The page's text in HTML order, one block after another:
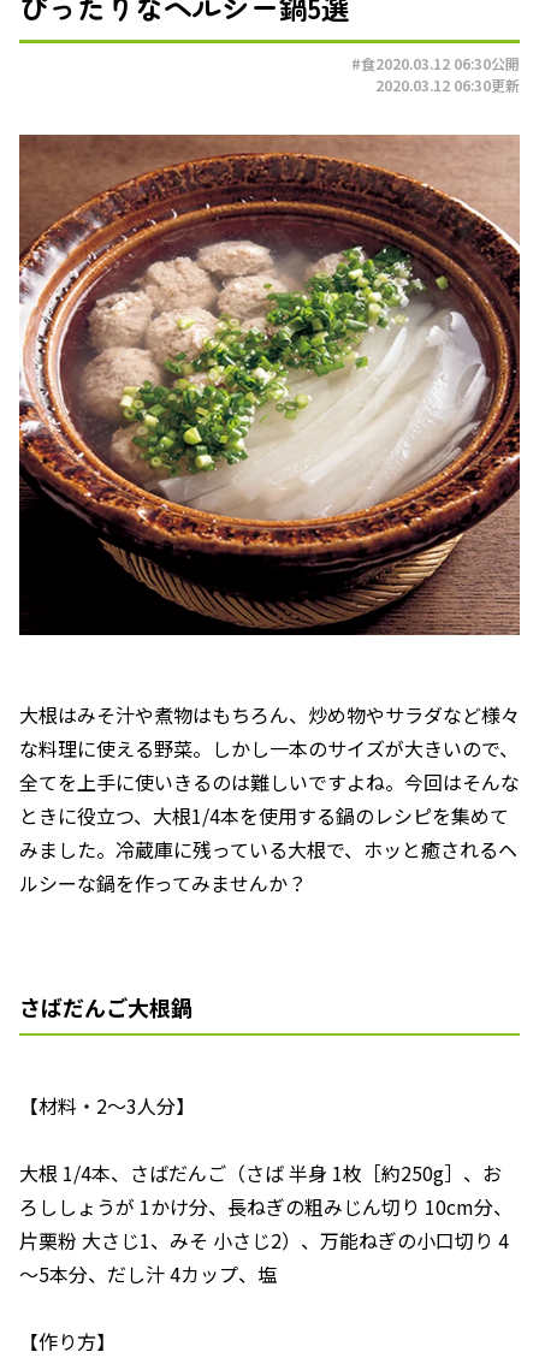
#食2020.03.12 06:30公開
2020.03.12 06:30更新
大根はみそ汁や煮物はもちろん、炒め物やサラダなど様々
な料理に使える野菜。しかし一本のサイズが大きいので、
全てを上手に使いきるのは難しいですよね。今回はそんな
ときに役立つ、大根1/4本を使用する鍋のレシピを集めて
みました。冷蔵庫に残っている大根で、ホッと癒されるヘ
ルシーな鍋を作ってみませんか？
さばだんご大根鍋
【材料・2～3人分】
大根 1/4本、さばだんご（さば 半身 1枚［約250g］、お
ろししょうが 1かけ分、長ねぎの粗みじん切り 10cm分、
片栗粉 大さじ1、みそ 小さじ2）、万能ねぎの小口切り 4
～5本分、だし汁 4カップ、塩
【作り方】